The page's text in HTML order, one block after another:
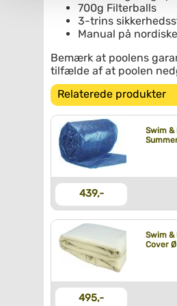
700g Filterballs
3-trins
Manual på
Bemærk at poolens
tilfælde af at poolen
Relaterede produkter
Swim &
439,-
Swim &
Cover
495,-